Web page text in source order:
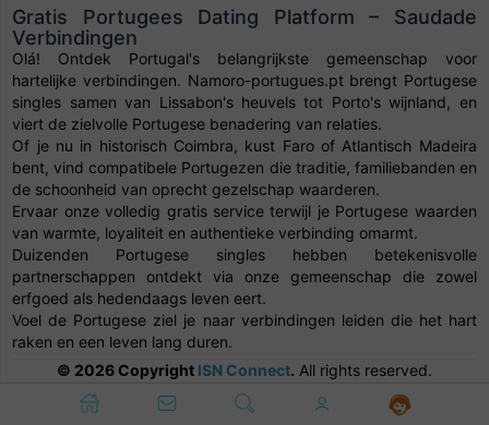
Gratis Portugees Dating Platform – Saudade
Verbindingen
Olá! Ontdek Portugal's belangrijkste gemeenschap voor
hartelijke verbindingen. Namoro-portugues.pt brengt Portugese
singles samen van Lissabon's heuvels tot Porto's wijnland, en
viert de zielvolle Portugese benadering van relaties.
Of je nu in historisch Coimbra, kust Faro of Atlantisch Madeira
bent, vind compatibele Portugezen die traditie, familiebanden en
de schoonheid van oprecht gezelschap waarderen.
Ervaar onze volledig gratis service terwijl je Portugese waarden
van warmte, loyaliteit en authentieke verbinding omarmt.
Duizenden Portugese singles hebben betekenisvolle
partnerschappen ontdekt via onze gemeenschap die zowel
erfgoed als hedendaags leven eert.
Voel de Portugese ziel je naar verbindingen leiden die het hart
raken en een leven lang duren.
© 2026 Copyright ISN Connect. All rights reserved.